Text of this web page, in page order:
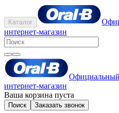
Каталог
интернет-магазин
Официальный
интернет-магазин
Ваша корзина пуста
Поиск Заказать звонок